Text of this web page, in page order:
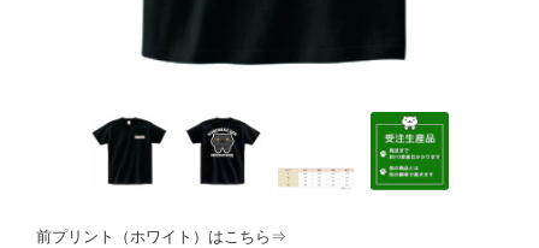
前プリント（ホワイト）はこちら⇒